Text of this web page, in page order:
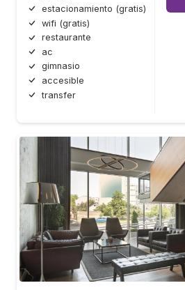
estacionamiento (gratis)
wifi (gratis)
restaurante
ac
gimnasio
accesible
transfer